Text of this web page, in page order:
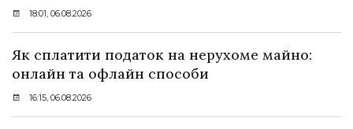
18:01, 06.08.2026
Як сплатити податок на нерухоме майно:
онлайн та офлайн способи
16:15, 06.08.2026